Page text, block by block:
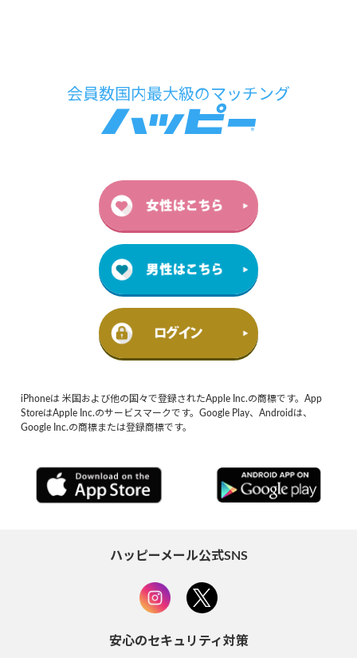
iPhoneは 米国および他の国々で登録されたApple Inc.の商標です。App
StoreはApple Inc.のサービスマークです。Google Play、Androidは、
Google Inc.の商標または登録商標です。
ハッピーメール公式SNS
安心のセキュリティ対策